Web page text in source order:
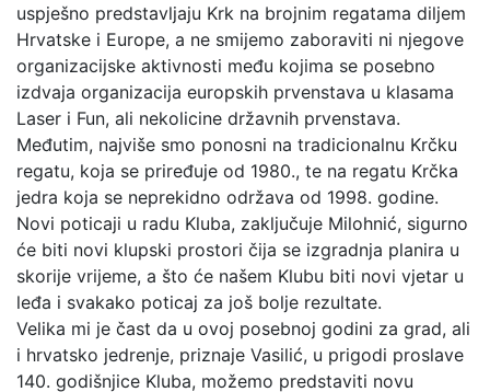
uspješno predstavljaju Krk na brojnim regatama diljem
Hrvatske i Europe, a ne smijemo zaboraviti ni njegove
organizacijske aktivnosti među kojima se posebno
izdvaja organizacija europskih prvenstava u klasama
Laser i Fun, ali nekolicine državnih prvenstava.
Međutim, najviše smo ponosni na tradicionalnu Krčku
regatu, koja se priređuje od 1980., te na regatu Krčka
jedra koja se neprekidno održava od 1998. godine.
Novi poticaji u radu Kluba, zaključuje Milohnić, sigurno
će biti novi klupski prostori čija se izgradnja planira u
skorije vrijeme, a što će našem Klubu biti novi vjetar u
leđa i svakako poticaj za još bolje rezultate.
Velika mi je čast da u ovoj posebnoj godini za grad, ali
i hrvatsko jedrenje, priznaje Vasilić, u prigodi proslave
140. godišnjice Kluba, možemo predstaviti novu